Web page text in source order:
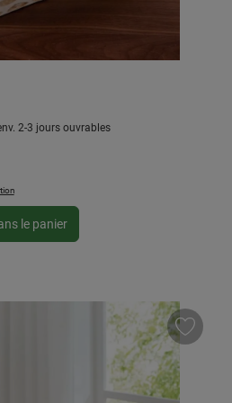
2-3 jours ouvrables
: Entrez la quantité
le panier